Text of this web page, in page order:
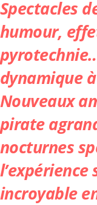
Spectacles
humour,
dynamique
Nouveaux
pirate
nocturnes
l’expérience
incroyable